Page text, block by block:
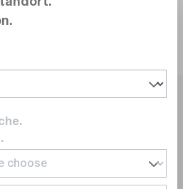
bei Architektur,
Ihrer NI
Erweiterung oder